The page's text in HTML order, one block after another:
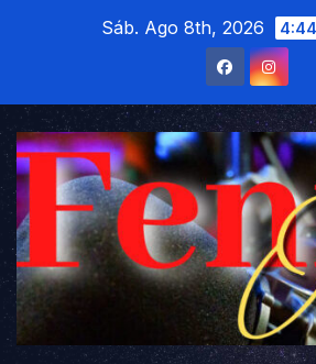
Sáb. Ago 8th, 2026